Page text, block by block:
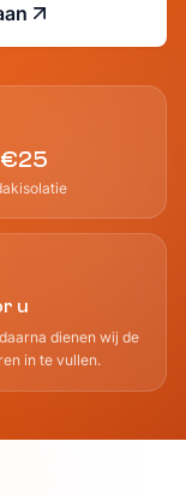
25
u
dienen wij de
in te vullen.